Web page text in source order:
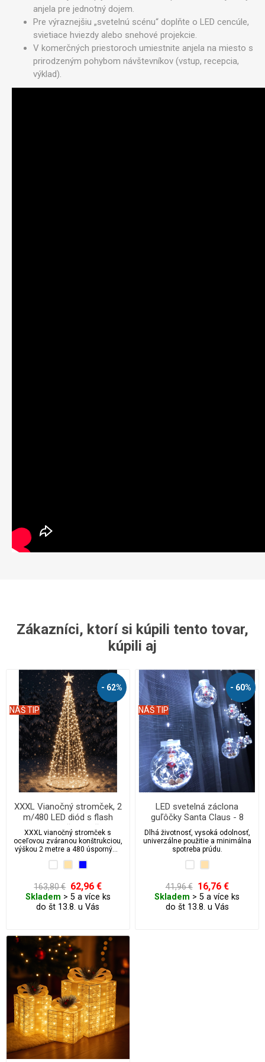
anjela pre jednotný dojem.
Pre výraznejšiu „svetelnú scénu“ doplňte o LED cencúle,
svietiace hviezdy alebo snehové projekcie.
V komerčných priestoroch umiestnite anjela na miesto s
prirodzeným pohybom návštevníkov (vstup, recepcia,
výklad).
Zákazníci, ktorí si kúpili tento tovar,
kúpili aj
- 62%
NÁŠ TIP
XXXL Vianočný stromček, 2
m/480 LED diód s flash
efektom a časovačom
XXXL vianočný stromček s
oceľovou zváranou konštrukciou,
výškou 2 metre a 480 úspornými
Masívny rám z oceľových trubiek
tento stromček po prvej
„fukajnici“ rozhodne nebudete
hľadať u susedov. Vďaka krytiu
IP44, 5m prívodnému káblu a
sezón.
163,80 € 62,96 €
Skladem > 5 a více ks
do št 13.8. u Vás
- 60%
NÁŠ TIP
LED svetelná záclona
guľôčky Santa Claus - 8
ks/3,8 m
Dlhá životnosť, vysoká odolnosť,
univerzálne použitie a minimálna
spotreba prúdu.
41,96 € 16,76 €
Skladem > 5 a více ks
do št 13.8. u Vás